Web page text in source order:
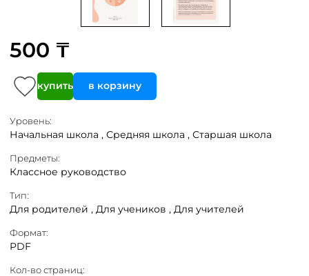
500 ₸
купить в корзину
Уровень:
Начальная школа , Средняя школа , Старшая школа
Предметы:
Классное руководство
Тип:
Для родителей , Для учеников , Для учителей
Формат:
PDF
Кол-во страниц: